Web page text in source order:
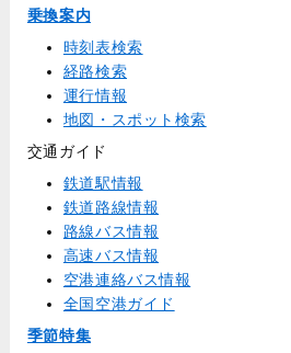
乗換案内
時刻表検索
経路検索
運行情報
地図・スポット検索
交通ガイド
鉄道駅情報
鉄道路線情報
路線バス情報
高速バス情報
空港連絡バス情報
全国空港ガイド
季節特集